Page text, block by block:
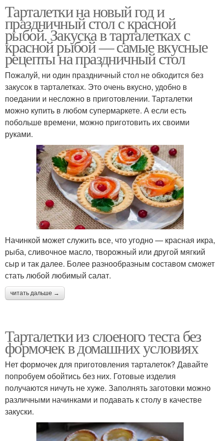
Тарталетки на новый год и
праздничный стол с красной
рыбой. Закуска в тарталетках с
красной рыбой — самые вкусные
рецепты на праздничный стол
Пожалуй, ни один праздничный стол не обходится без
закусок в тарталетках. Это очень вкусно, удобно в
поедании и несложно в приготовлении. Тарталетки
можно купить в любом супермаркете. А если есть
побольше времени, можно приготовить их своими
руками.
Начинкой может служить все, что угодно — красная икра,
рыба, сливочное масло, творожный или другой мягкий
сыр и так далее. Более разнообразным составом сможет
стать любой любимый салат.
читать дальше →
Тарталетки из слоеного теста без
формочек в домашних условиях
Нет формочек для приготовления тарталеток? Давайте
попробуем обойтись без них. Готовые изделия
получаются ничуть не хуже. Заполнять заготовки можно
различными начинками и подавать к столу в качестве
закуски.